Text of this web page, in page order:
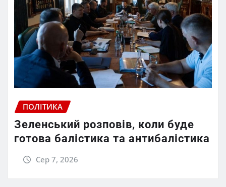
ПОЛІТИКА
Зеленський розповів, коли буде
готова балістика та антибалістика
Сер 7, 2026